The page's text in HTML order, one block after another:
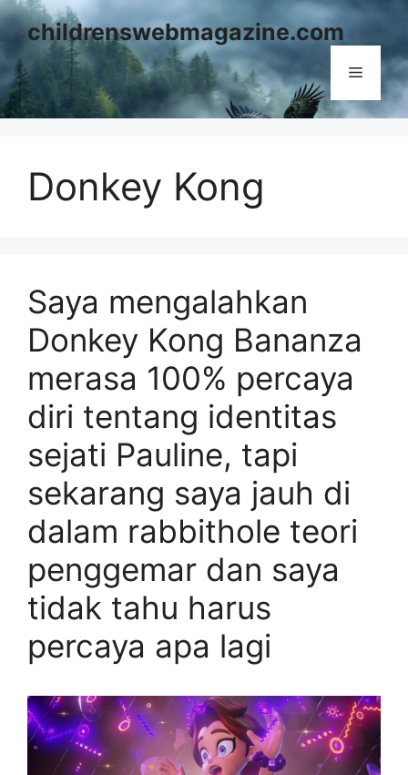
Skip
to
content
childrenswebmagazine.com
Menu
Donkey Kong
Saya mengalahkan
Donkey Kong Bananza
merasa 100% percaya
diri tentang identitas
sejati Pauline, tapi
sekarang saya jauh di
dalam rabbithole teori
penggemar dan saya
tidak tahu harus
percaya apa lagi